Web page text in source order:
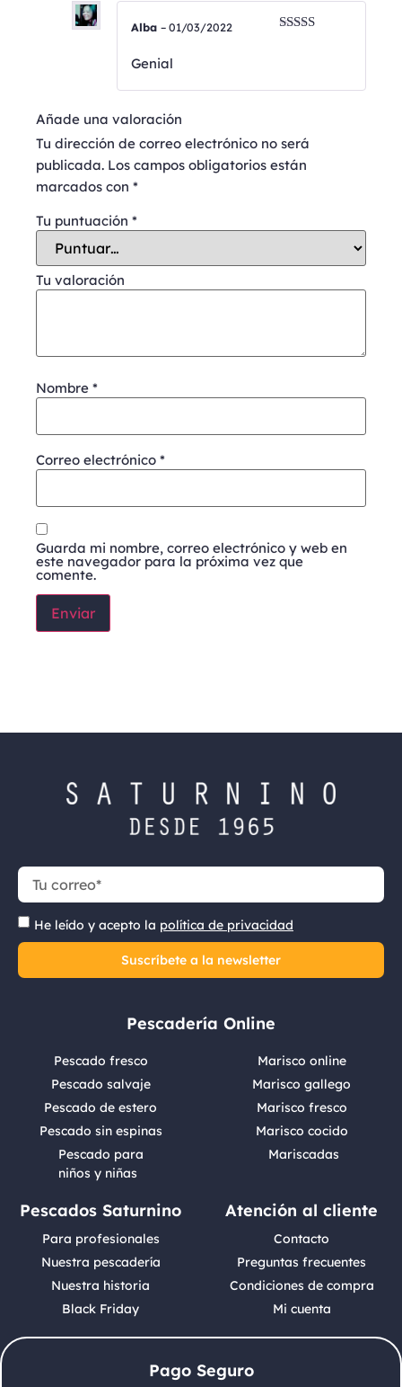
Alba – 01/03/2022
Genial
Añade una valoración
Tu dirección de correo electrónico no será
publicada. Los campos obligatorios están
marcados con *
Tu puntuación *
Tu valoración
Nombre *
Correo electrónico *
Guarda mi nombre, correo electrónico y web en
este navegador para la próxima vez que
comente.
He leído y acepto la política de privacidad
Suscríbete a la newsletter
Pescadería Online
Pescado fresco
Pescado salvaje
Pescado de estero
Pescado sin espinas
Pescado para
niños y niñas
Marisco online
Marisco gallego
Marisco fresco
Marisco cocido
Mariscadas
Pescados Saturnino
Para profesionales
Nuestra pescadería
Nuestra historia
Black Friday
Atención al cliente
Contacto
Preguntas frecuentes
Condiciones de compra
Mi cuenta
Pago Seguro